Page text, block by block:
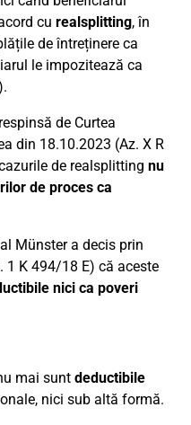
cu realsplitting, în
de întreținere ca
le impozitează ca
de Curtea
din 18.10.2023 (Az. X R
de realsplitting nu
de proces ca
Münster a decis prin
1 K 494/18 E) că aceste
nici ca poveri
mai sunt deductibile
nici sub altă formă.